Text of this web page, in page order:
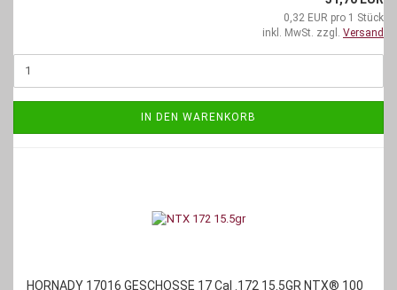
0,32 EUR pro 1 Stück
inkl. MwSt. zzgl. Versand
IN DEN WARENKORB
HORNADY 17016 GESCHOSSE 17 Cal .172 15.5GR NTX® 100